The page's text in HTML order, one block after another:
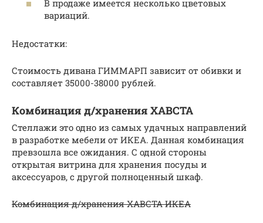
В продаже имеется несколько цветовых
вариаций.
Недостатки:
Стоимость дивана ГИММАРП зависит от обивки и
составляет 35000-38000 рублей.
Комбинация д/хранения ХАВСТА
Стеллажи это одно из самых удачных направлений
в разработке мебели от ИКЕА. Данная комбинация
превзошла все ожидания. С одной стороны
открытая витрина для хранения посуды и
аксессуаров, с другой полноценный шкаф.
Комбинация д/хранения ХАВСТА ИКЕА